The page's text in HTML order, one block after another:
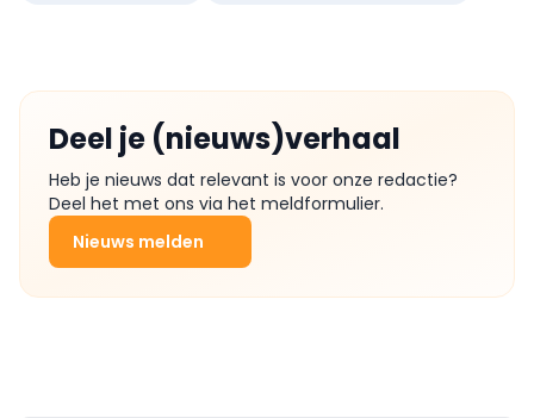
Deel je (nieuws)verhaal
Heb je nieuws dat relevant is voor onze redactie?
Deel het met ons via het meldformulier.
Nieuws melden